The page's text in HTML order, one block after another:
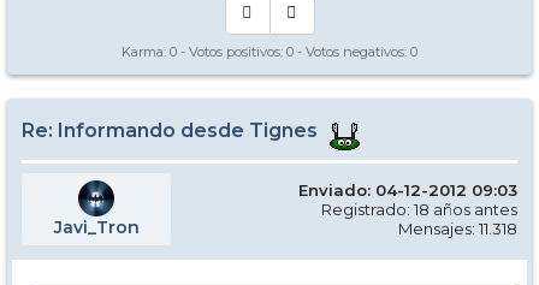
Los caminos del esquí son inescrotables ...
Karma: 0 - Votos positivos: 0 - Votos negativos: 0
Re: Informando desde Tignes
Javi_Tron
Enviado: 04-12-2012 09:03
Registrado: 18 años antes
Mensajes: 11.318